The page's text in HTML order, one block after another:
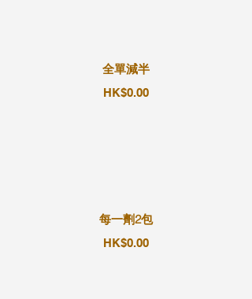
全單減半
HK$0.00
每一劑2包
HK$0.00